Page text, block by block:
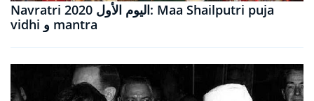
Navratri 2020 اليوم الأول: Maa Shailputri puja
vidhi و mantra